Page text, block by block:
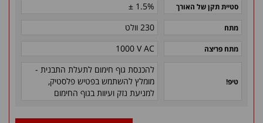
סטיית תקן של האורך ± 1.5%
מתח 230 וולט
מתח פריצה 1000 V AC
טיפ!
להכנסת גוף חימום לתעלת התבנית -
מומלץ להשתמש בפטיש פלסטיק,
למניעת נזק ועיוות בגוף החימום